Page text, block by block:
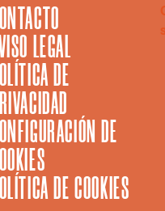
LEGAL
DE
DE
DE COOKIES